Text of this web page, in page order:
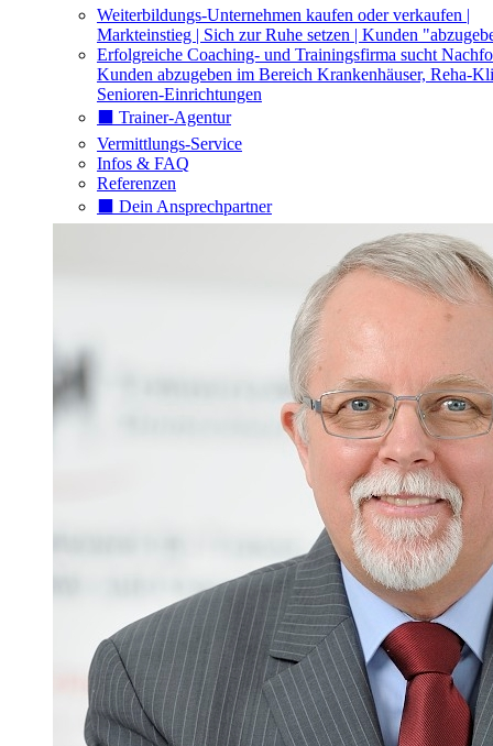
Weiterbildungs-Unternehmen kaufen oder verkaufen |
Markteinstieg | Sich zur Ruhe setzen | Kunden
Erfolgreiche Coaching- und Trainingsfirma sucht
Kunden abzugeben im Bereich Krankenhäuser, Reha-
Senioren-Einrichtungen
⬛️ Trainer-Agentur
Vermittlungs-Service
Infos & FAQ
Referenzen
⬛️ Dein Ansprechpartner